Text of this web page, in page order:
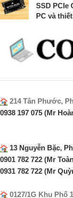
SSD PCIe
PC và
214 Tân Phước,
0938 197 075 (Mr
13 Nguyễn Bặc,
0901 782 722 (Mr
0931 782 722 (Mr
0127/1G Khu Phố